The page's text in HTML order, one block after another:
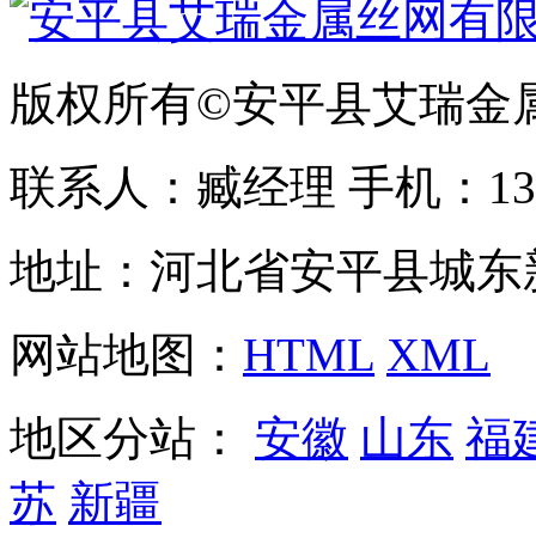
版权所有©安平县艾瑞金
联系人：臧经理 手机：
地址：河北省安平县城
网站地图： HTML XML
地区分站： 安徽 山东 福
苏 新疆